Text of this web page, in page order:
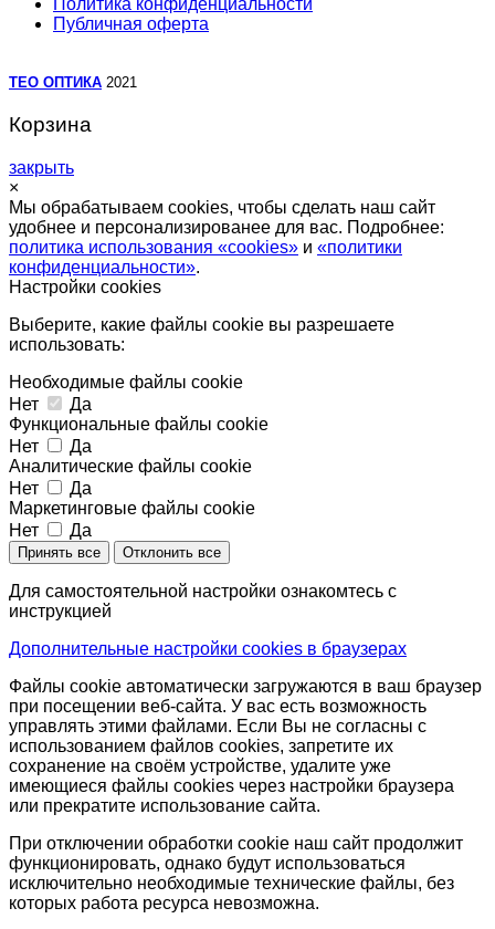
Политика конфиденциальности
Публичная оферта
TEO ОПТИКА 2021
Корзина
закрыть
×
Мы обрабатываем cookies, чтобы сделать наш сайт
удобнее и персонализированее для вас. Подробнее:
политика использования «cookies» и «политики
конфиденциальности».
Настройки cookies
Выберите, какие файлы cookie вы разрешаете
использовать:
Необходимые файлы cookie
Нет
Да
Функциональные файлы cookie
Нет
Да
Аналитические файлы cookie
Нет
Да
Маркетинговые файлы cookie
Нет
Да
Принять все Отклонить все
Для самостоятельной настройки ознакомтесь с
инструкцией
Дополнительные настройки cookies в браузерах
Файлы cookie автоматически загружаются в ваш браузер
при посещении веб-сайта. У вас есть возможность
управлять этими файлами. Если Вы не согласны с
использованием файлов cookies, запретите их
сохранение на своём устройстве, удалите уже
имеющиеся файлы cookies через настройки браузера
или прекратите использование сайта.
При отключении обработки cookie наш сайт продолжит
функционировать, однако будут использоваться
исключительно необходимые технические файлы, без
которых работа ресурса невозможна.